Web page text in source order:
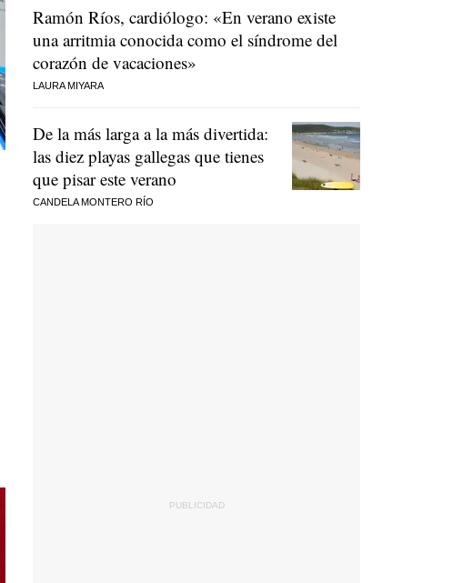
Ramón Ríos, cardiólogo: «En verano existe
una arritmia conocida como el síndrome del
corazón de vacaciones»
LAURA MIYARA
De la más larga a la más divertida:
las diez playas gallegas que tienes
que pisar este verano
CANDELA MONTERO RÍO